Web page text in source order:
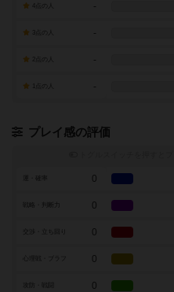
-
-
-
-
プレイ感の評価
0
戦略・判断力 0
0
0
0